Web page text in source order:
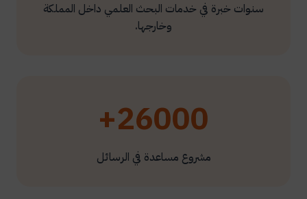
سنوات خبرة في خدمات البحث العلمي داخل المملكة
وخارجها.
26000+
مشروع مساعدة في الرسائل